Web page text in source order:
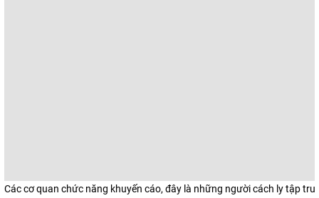
Các cơ quan chức năng khuyến cáo, đây là những người cách ly tập